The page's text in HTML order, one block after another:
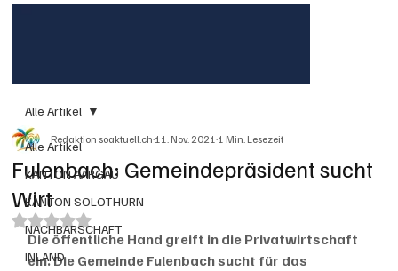
Alle Artikel
KANTON AARGAU
KANTON SOLOTHURN
NACHBARSCHAFT
INLAND
Alle Artikel
Fulenbach: Gemeindepräsident sucht
Wirt
Redaktion soaktuell.ch11. Nov. 20211 Min. Lesezeit
Mit NaN von 5 Sternen bewertet.
Die öffentliche Hand greift in die Privatwirtschaft
ein. Die Gemeinde Fulenbach sucht für das